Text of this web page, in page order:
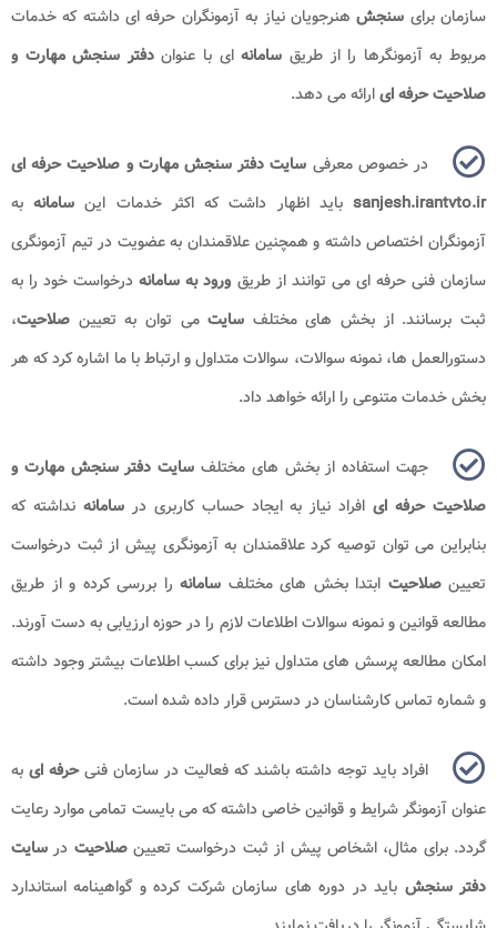
سازمان برای سنجش هنرجویان نیاز به آزمونگران حرفه ای داشته که خدمات
مربوط به آزمونگرها را از طریق سامانهای با عنواندفتر سنجش مهارت و
صلاحیت حرفه ایارائه می دهد.
در خصوص معرفی سایت دفتر سنجش مهارت و صلاحیت حرفه ای
sanjesh.irantvto.ir باید اظهار داشت که اکثر خدمات این سامانه به
آزمونگران اختصاص داشته و همچنین علاقمندان به عضویت در تیم آزمونگری
سازمان فنی حرفه ای می توانند از طریق ورود به سامانه درخواست خود را به
ثبت برسانند. از بخش های مختلف سایتمی توان به تعیین صلاحیت،
دستورالعمل ها، نمونه سوالات، سوالات متداول و ارتباط با ما اشاره کرد که هر
بخش خدمات متنوعی را ارائه خواهد داد.
جهت استفاده از بخش های مختلف سایت دفتر سنجش مهارت و
صلاحیت حرفه ایافراد نیاز به ایجاد حساب کاربری درسامانهنداشته که
بنابراین می توان توصیه کرد علاقمندان به آزمونگری پیش از ثبت درخواست
تعیینصلاحیت ابتدا بخش های مختلف سامانه را بررسی کرده و از طریق
مطالعه قوانین و نمونه سوالات اطلاعات لازم را در حوزه ارزیابی به دست آورند.
امکان مطالعه پرسش های متداول نیز برای کسب اطلاعات بیشتر وجود داشته
و شماره تماس کارشناسان در دسترس قرار داده شده است.
افراد باید توجه داشته باشند که فعالیت در سازمان فنیحرفه ای به
عنوان آزمونگر شرایط و قوانین خاصی داشته که می بایست تمامی موارد رعایت
گردد. برای مثال، اشخاص پیش از ثبت درخواست تعیینصلاحیت در سایت
دفتر سنجش باید در دوره های سازمان شرکت کرده و گواهینامه استاندارد